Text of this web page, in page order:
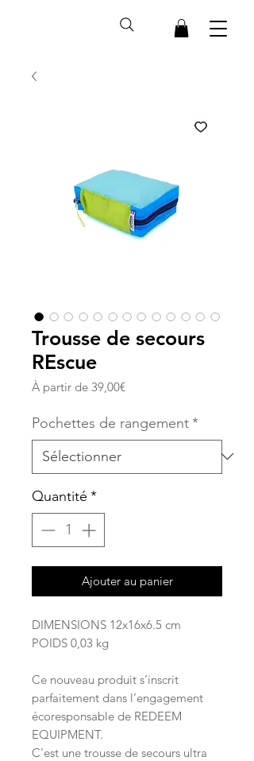
Trousse de secours
REscue
À partir de 39,00€Prix
Pochettes de rangement*
Quantité *
Ajouter au panier
DIMENSIONS 12x16x6.5 cm
POIDS 0,03 kg
Ce nouveau produit s’inscrit
parfaitement dans l’engagement
écoresponsable de REDEEM
EQUIPMENT.
C'est une trousse de secours ultra